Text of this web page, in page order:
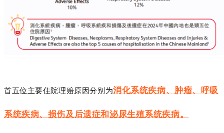
首五位主要住院理赔原因分别为消化系统疾病、肿瘤、 呼吸
系统疾病、 损伤及后遗症和泌尿生殖系统疾病。